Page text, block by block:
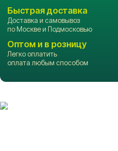
Быстрая доставка
Доставка и самовывоз
по Москве и Подмосковью
Оптом и в розницу
Легко оплатить
оплата любым способом